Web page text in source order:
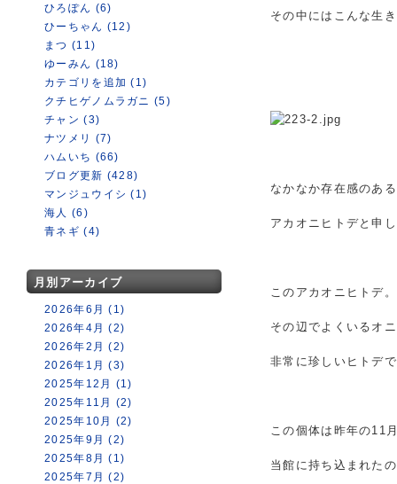
ひろぽん (6)
ひーちゃん (12)
まつ (11)
ゆーみん (18)
カテゴリを追加 (1)
クチヒゲノムラガニ (5)
チャン (3)
ナツメリ (7)
ハムいち (66)
ブログ更新 (428)
マンジュウイシ (1)
海人 (6)
青ネギ (4)
月別アーカイブ
2026年6月 (1)
2026年4月 (2)
2026年2月 (2)
2026年1月 (3)
2025年12月 (1)
2025年11月 (2)
2025年10月 (2)
2025年9月 (2)
2025年8月 (1)
2025年7月 (2)
その中にはこんな生
なかなか存在感のあ
アカオニヒトデと申
このアカオニヒトデ。
その辺でよくいるオ
非常に珍しいヒトデ
この個体は昨年の11
当館に持ち込まれた